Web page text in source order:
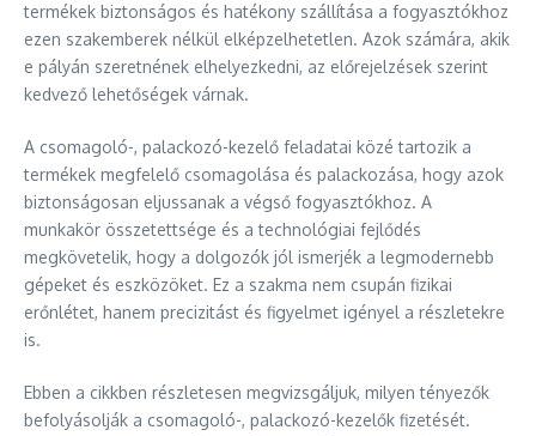
termékek biztonságos és hatékony szállítása a fogyasztókhoz
ezen szakemberek nélkül elképzelhetetlen. Azok számára, akik
e pályán szeretnének elhelyezkedni, az előrejelzések szerint
kedvező lehetőségek várnak.
A csomagoló-, palackozó-kezelő feladatai közé tartozik a
termékek megfelelő csomagolása és palackozása, hogy azok
biztonságosan eljussanak a végső fogyasztókhoz. A
munkakör összetettsége és a technológiai fejlődés
megkövetelik, hogy a dolgozók jól ismerjék a legmodernebb
gépeket és eszközöket. Ez a szakma nem csupán fizikai
erőnlétet, hanem precizitást és figyelmet igényel a részletekre
is.
Ebben a cikkben részletesen megvizsgáljuk, milyen tényezők
befolyásolják a csomagoló-, palackozó-kezelők fizetését.